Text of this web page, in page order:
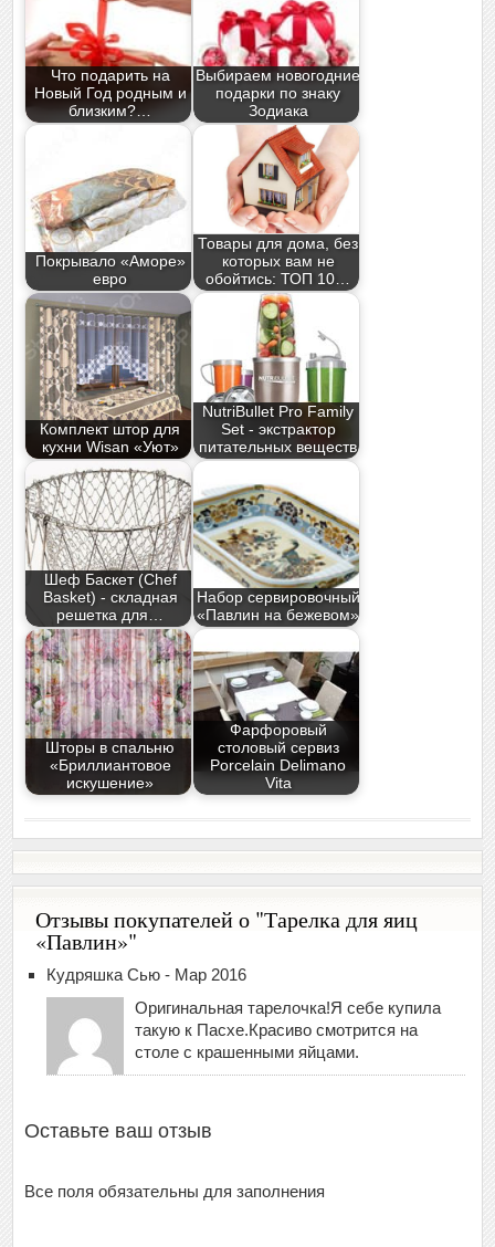
Что подарить на
Новый Год родным и
близким?…
Выбираем новогодние
подарки по знаку
Зодиака
Покрывало «Аморе»
евро
Товары для дома, без
которых вам не
обойтись: ТОП 10…
Комплект штор для
кухни Wisan «Уют»
NutriBullet Pro Family
Set - экстрактор
питательных веществ
Шеф Баскет (Chef
Basket) - складная
решетка для…
Набор сервировочный
«Павлин на бежевом»
Шторы в спальню
«Бриллиантовое
искушение»
Фарфоровый
столовый сервиз
Porcelain Delimano
Vita
Отзывы покупателей о "Тарелка для яиц
«Павлин»"
Кудряшка Сью - Мар 2016
Оригинальная тарелочка!Я себе купила
такую к Пасхе.Красиво смотрится на
столе с крашенными яйцами.
Оставьте ваш отзыв
Все поля обязательны для заполнения